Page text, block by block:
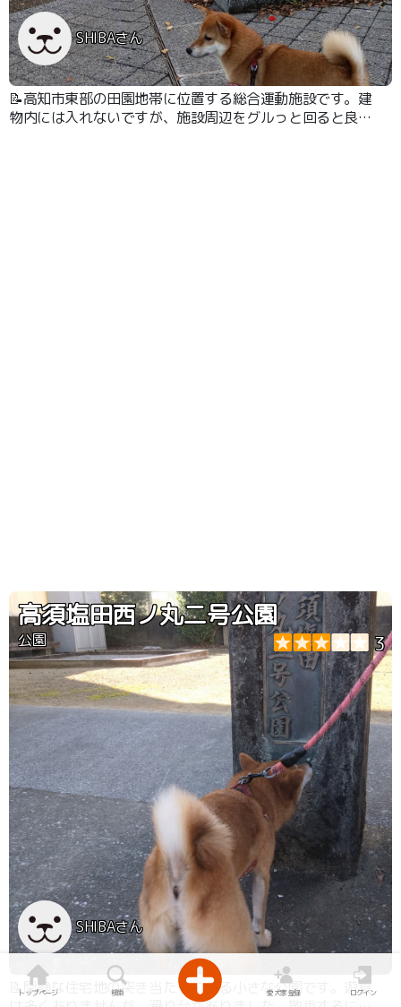
SHIBAさん
📝高知市東部の田園地帯に位置する総合運動施設です。建
物内には入れないですが、施設周辺をグルっと回ると良い
高須塩田西ノ丸二号公園
公園 3
SHIBAさん
📝閑静な住宅地の突き当たりにある小さな公園です。遊具
トップページ 検索 愛犬家登録 ログイン